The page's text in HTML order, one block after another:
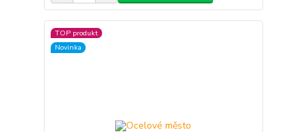
TOP produkt
Novinka